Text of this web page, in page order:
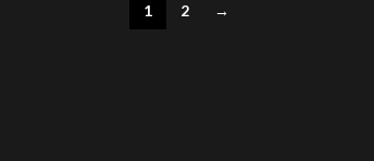
Apresentador De Slides
1 2 →